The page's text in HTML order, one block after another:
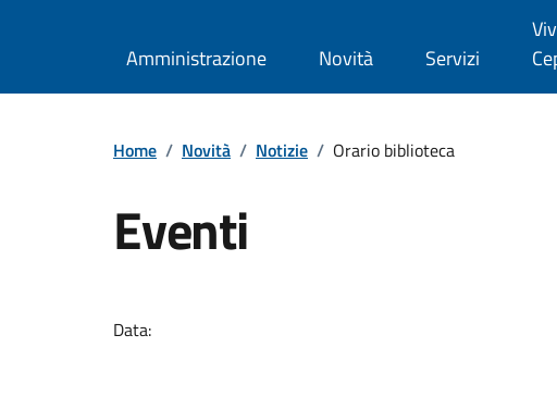
Amministrazione Novità Servizi
Home / Novità / Notizie / Orario biblioteca
Eventi
Data: